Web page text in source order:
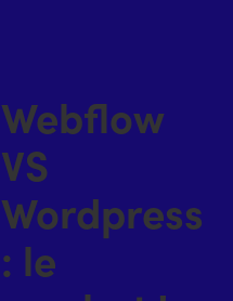
Webflow
VS
Wordpress
: le